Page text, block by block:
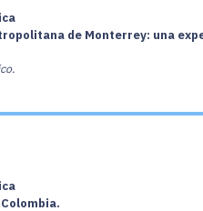
de Monterrey: una